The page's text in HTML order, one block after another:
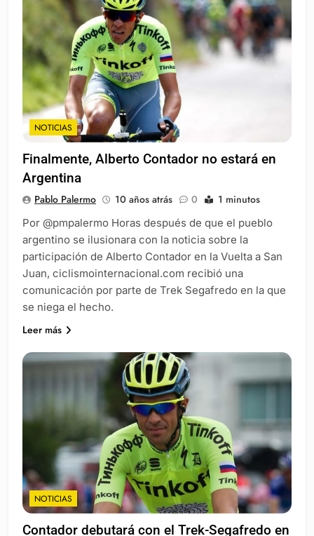
NOTICIAS
Finalmente, Alberto Contador no estará en
Argentina
Pablo Palermo 10 años atrás 0 1 minutos
Por @pmpalermo Horas después de que el pueblo
argentino se ilusionara con la noticia sobre la
participación de Alberto Contador en la Vuelta a San
Juan, ciclismointernacional.com recibió una
comunicación por parte de Trek Segafredo en la que
se niega el hecho.
Leer más
NOTICIAS
Contador debutará con el Trek-Segafredo en